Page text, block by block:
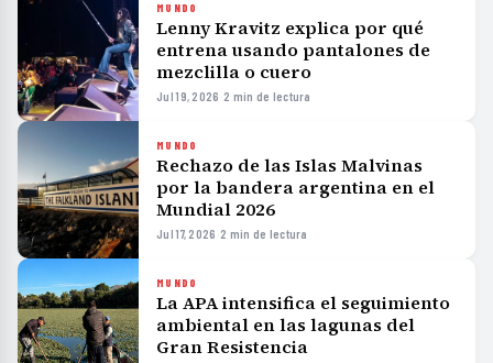
MUNDO
Lenny Kravitz explica por qué
entrena usando pantalones de
mezclilla o cuero
Jul 19, 2026 ·2 min de lectura
MUNDO
Rechazo de las Islas Malvinas
por la bandera argentina en el
Mundial 2026
Jul 17, 2026 ·2 min de lectura
MUNDO
La APA intensifica el seguimiento
ambiental en las lagunas del
Gran Resistencia